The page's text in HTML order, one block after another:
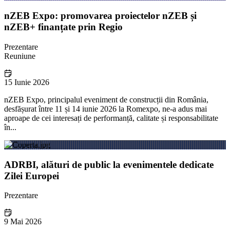
nZEB Expo: promovarea proiectelor nZEB și
nZEB+ finanțate prin Regio
Prezentare
Reuniune
15 Iunie 2026
nZEB Expo, principalul eveniment de construcții din România,
desfășurat între 11 și 14 iunie 2026 la Romexpo, ne-a adus mai
aproape de cei interesați de performanță, calitate și responsabilitate
în...
ADRBI, alături de public la evenimentele dedicate
Zilei Europei
Prezentare
9 Mai 2026